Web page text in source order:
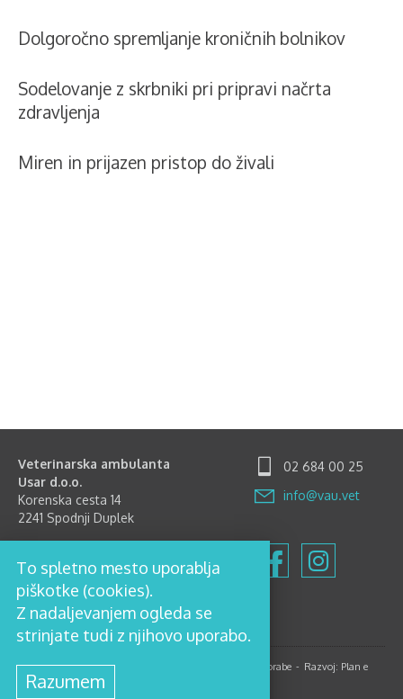
Dolgoročno spremljanje kroničnih bolnikov
Sodelovanje z skrbniki pri pripravi načrta
zdravljenja
Miren in prijazen pristop do živali
Veterinarska ambulanta
Usar d.o.o.
Korenska cesta 14
2241 Spodnji Duplek
Ponedeljek-Petek: 8.00-12.00
in 15.00-18.00
Sobota: 8.00-12.00
Nedelja in prazniki zaprto
02 684 00 25
info@vau.vet
© 2017, Veterinarska ambulanta Usar d.o.o. Pogoji uporabe Razvoj: Plan e
Oblikovanje:Kontrastika
To spletno mesto uporablja
piškotke (cookies).
Z nadaljevanjem ogleda se
strinjate tudi z njihovo uporabo.
Razumem